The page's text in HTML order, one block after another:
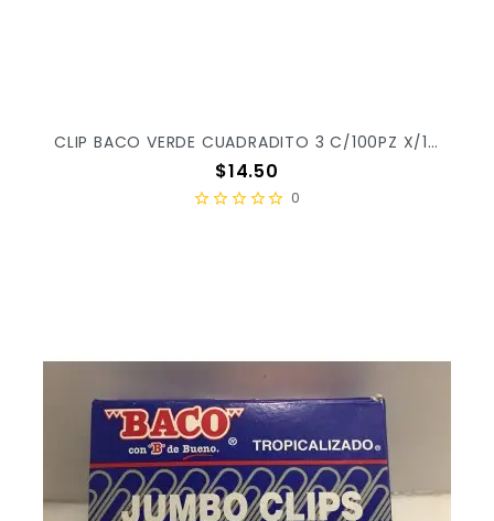
CLIP BACO VERDE CUADRADITO 3 C/100PZ X/100
Precio
$14.50
0